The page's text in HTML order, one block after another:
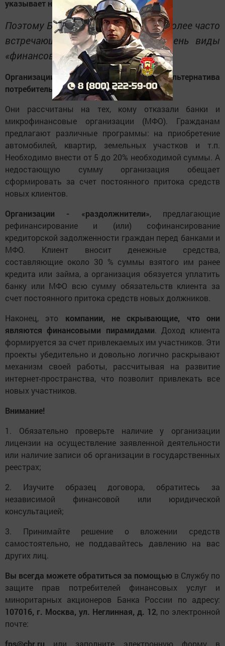
указывает на «финансовую пирамиду».
Поэтому Банк России выделил наиболее часто
встречающиеся на сегодняшний день виды
«финансовых пирамид»:
Организации, позиционирующие себя как альтернатива
потребительскому и ипотечному кредитам.
Они рассчитаны на тех, кому отказали банки и
микрофинансовые организации (МФО). Гражданам
предлагают различные программы: на приобретение
автомобилей, квартир, земельных участков и т.п.
Необходимо внести от 5 до 20% необходимой суммы. А
недостающую сумму организация обещает
сформировать за счет постоянного притока средств
новых клиентов.
Организации - «раздолжнители», предлагающие
рефинансирование и (или) софинансирование
кредиторской задолженности граждан перед банками и
МФО. Клиент вносит денежные средства,
составляющие около 30 % суммы взятого им ранее
кредита или займа, а организация обязуется уплатить
банку или МФО всю сумму обязательств клиента за
счет постоянного притока средств новых должников.
Наконец, это компании, не скрывающие, что они
являются финансовыми пирамидами. Доход клиента
формируется за счет привлекаемых им участников. Эти
проекты убедительно и довольно логично раскрывают
механизм своей работы, рассчитывая на развитие
интернет-пространства, что позволит привлекать все
новых участников.
Внимание!
1. Обязательно проверьте наличие у организации
лицензии на осуществление заявленной деятельности
или наличие записи об организации в государственных
реестрах;
2. Изучите образец договора, обратитесь за
независимой финансовой или юридической
консультацией;
3. Принимайте решение о вложении средств
самостоятельно, не поддавайтесь давлению на вас
других лиц.
Вы всегда можете обратиться за помощью в Службу по
защите прав потребителей финансовых услуг и
миноритарных акционеров Банка России по адресу:
107016, г. Москва, ул. Неглинная, д. 12, по электронной
почте:
fps@cbr.ru или заполните электронную форму в